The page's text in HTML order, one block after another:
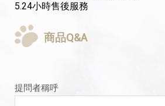
5.24小時售後服務
商品Q&A
提問者稱呼